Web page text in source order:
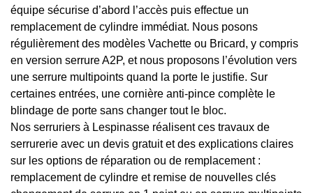
équipe sécurise d’abord l’accès puis effectue un
remplacement de cylindre immédiat. Nous posons
régulièrement des modèles Vachette ou Bricard, y compris
en version serrure A2P, et nous proposons l’évolution vers
une serrure multipoints quand la porte le justifie. Sur
certaines entrées, une cornière anti-pince complète le
blindage de porte sans changer tout le bloc.
Nos serruriers à Lespinasse réalisent ces travaux de
serrurerie avec un devis gratuit et des explications claires
sur les options de réparation ou de remplacement :
remplacement de cylindre et remise de nouvelles clés